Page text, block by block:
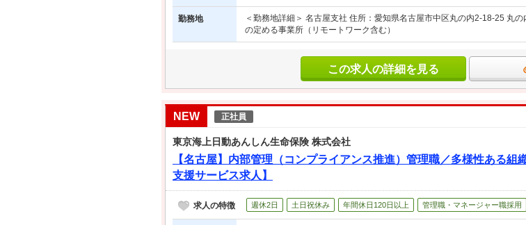
勤務地
＜勤務地詳細＞ 名古屋支社 住所：愛知県名古屋市中区丸の内2-18-25 丸
の定める事業所（リモートワーク含む）
この求人の詳細を見る
NEW 正社員
東京海上日動あんしん生命保険 株式会社
【名古屋】内部管理（コンプライアンス推進）管理職／多様性ある
支援サービス求人】
求人の特徴 週休2日 土日祝休み 年間休日120日以上 管理職・マネージャー職採用